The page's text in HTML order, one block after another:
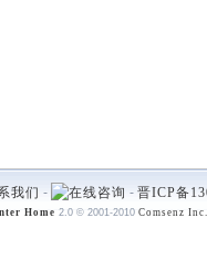
我们 - - 晋ICP备
Home 2.0 © 2001-2010 Comsenz Inc.